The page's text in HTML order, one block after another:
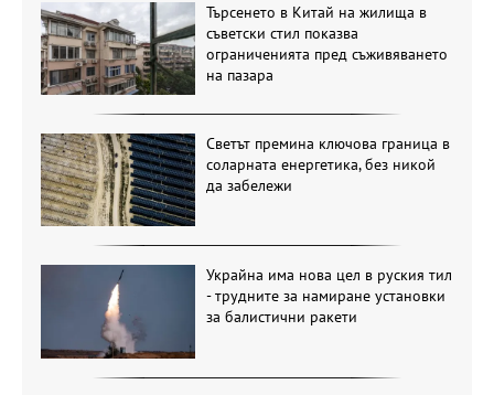
Търсенето в Китай на жилища в
съветски стил показва
ограниченията пред съживяването
на пазара
Светът премина ключова граница в
соларната енергетика, без никой
да забележи
Украйна има нова цел в руския тил
- трудните за намиране установки
за балистични ракети